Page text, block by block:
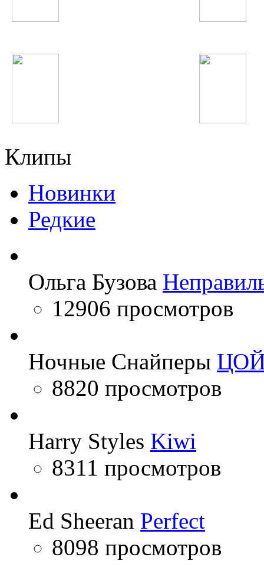
Клипы
Новинки
Редкие
Ольга Бузова
12906 просмотров
Ночные Снайперы
8820 просмотров
Harry Styles Kiwi
8311 просмотров
Ed Sheeran Perfect
8098 просмотров